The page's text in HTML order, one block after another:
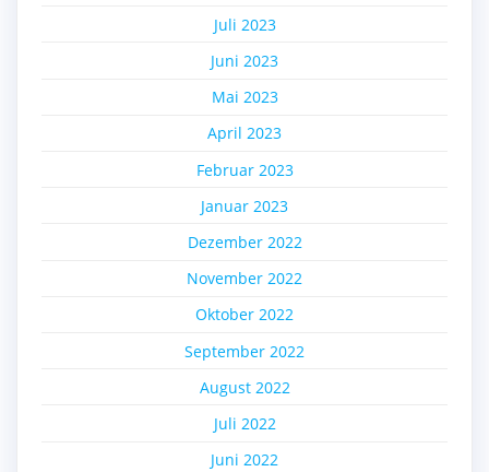
Juli 2023
Juni 2023
Mai 2023
April 2023
Februar 2023
Januar 2023
Dezember 2022
November 2022
Oktober 2022
September 2022
August 2022
Juli 2022
Juni 2022